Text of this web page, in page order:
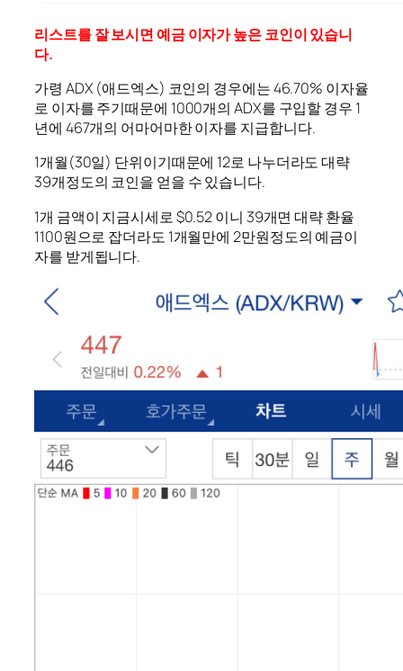
리스트를 잘 보시면 예금 이자가 높은 코인이 있습니
다.
가령 ADX (애드엑스) 코인의 경우에는 46.70% 이자율
로 이자를 주기때문에 1000개의 ADX를 구입할 경우 1
년에 467개의 어마어마한 이자를 지급합니다.
1개월(30일) 단위이기때문에 12로 나누더라도 대략
39개정도의 코인을 얻을 수 있습니다.
1개 금액이 지금시세로 $0.52 이니 39개면 대략 환율
1100원으로 잡더라도 1개월만에 2만원정도의 예금이
자를 받게됩니다.